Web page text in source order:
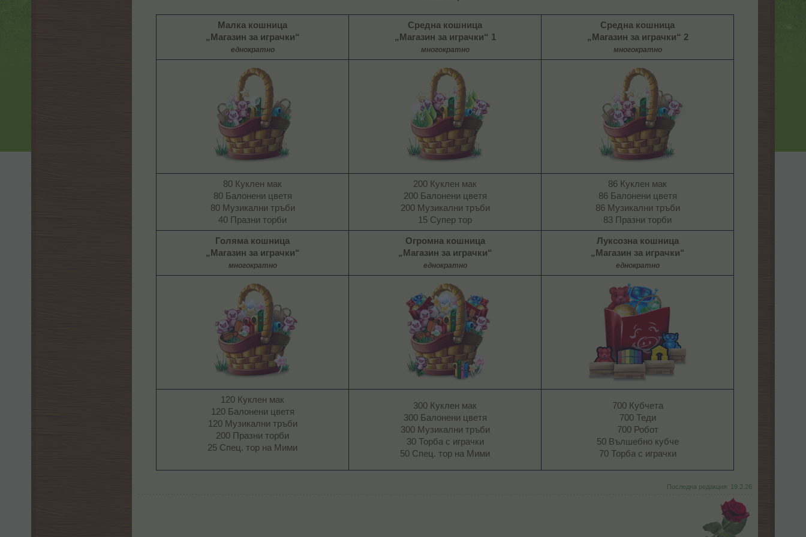
Малка кошница
„Магазин за играчки“
еднократно
Средна кошница
„Магазин за играчки“ 1
многократно
Средна кошница
„Магазин за играчки“ 2
многократно
80 Куклен мак
80 Балонени цветя
80 Музикални тръби
40 Празни торби​
200 Куклен мак
200 Балонени цветя
200 Музикални тръби
15 Супер тор​
86 Куклен мак
86 Балонени цветя
86 Музикални тръби
83 Празни торби​
Голяма кошница
„Магазин за играчки“
многократно
Огромна кошница
„Магазин за играчки“
еднократно
Луксозна кошница
„Магазин за играчки“
еднократно
120 Куклен мак
120 Балонени цветя
120 Музикални тръби
200 Празни торби
25 Спец. тор на Мими
300 Куклен мак
300 Балонени цветя
300 Музикални тръби
30 Торба с играчки
50 Спец. тор на Мими​
700 Кубчета
700 Теди
700 Робот
50 Вълшебно кубче
70 Торба с играчки​
Последна редакция: 19.2.26